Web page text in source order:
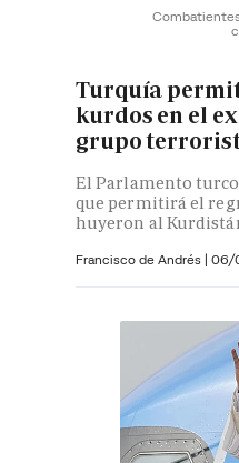
Turquía
kurdos en el
grupo
El Parlamento
que permitirá el
huyeron al
Francisco de Andrés | 06/